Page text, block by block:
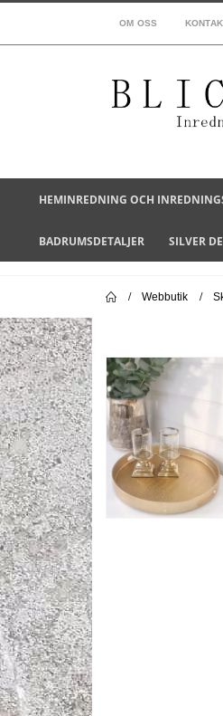
OM OSS
HEMINREDNING OCH
BADRUMSDETALJER SILVER
Webbutik